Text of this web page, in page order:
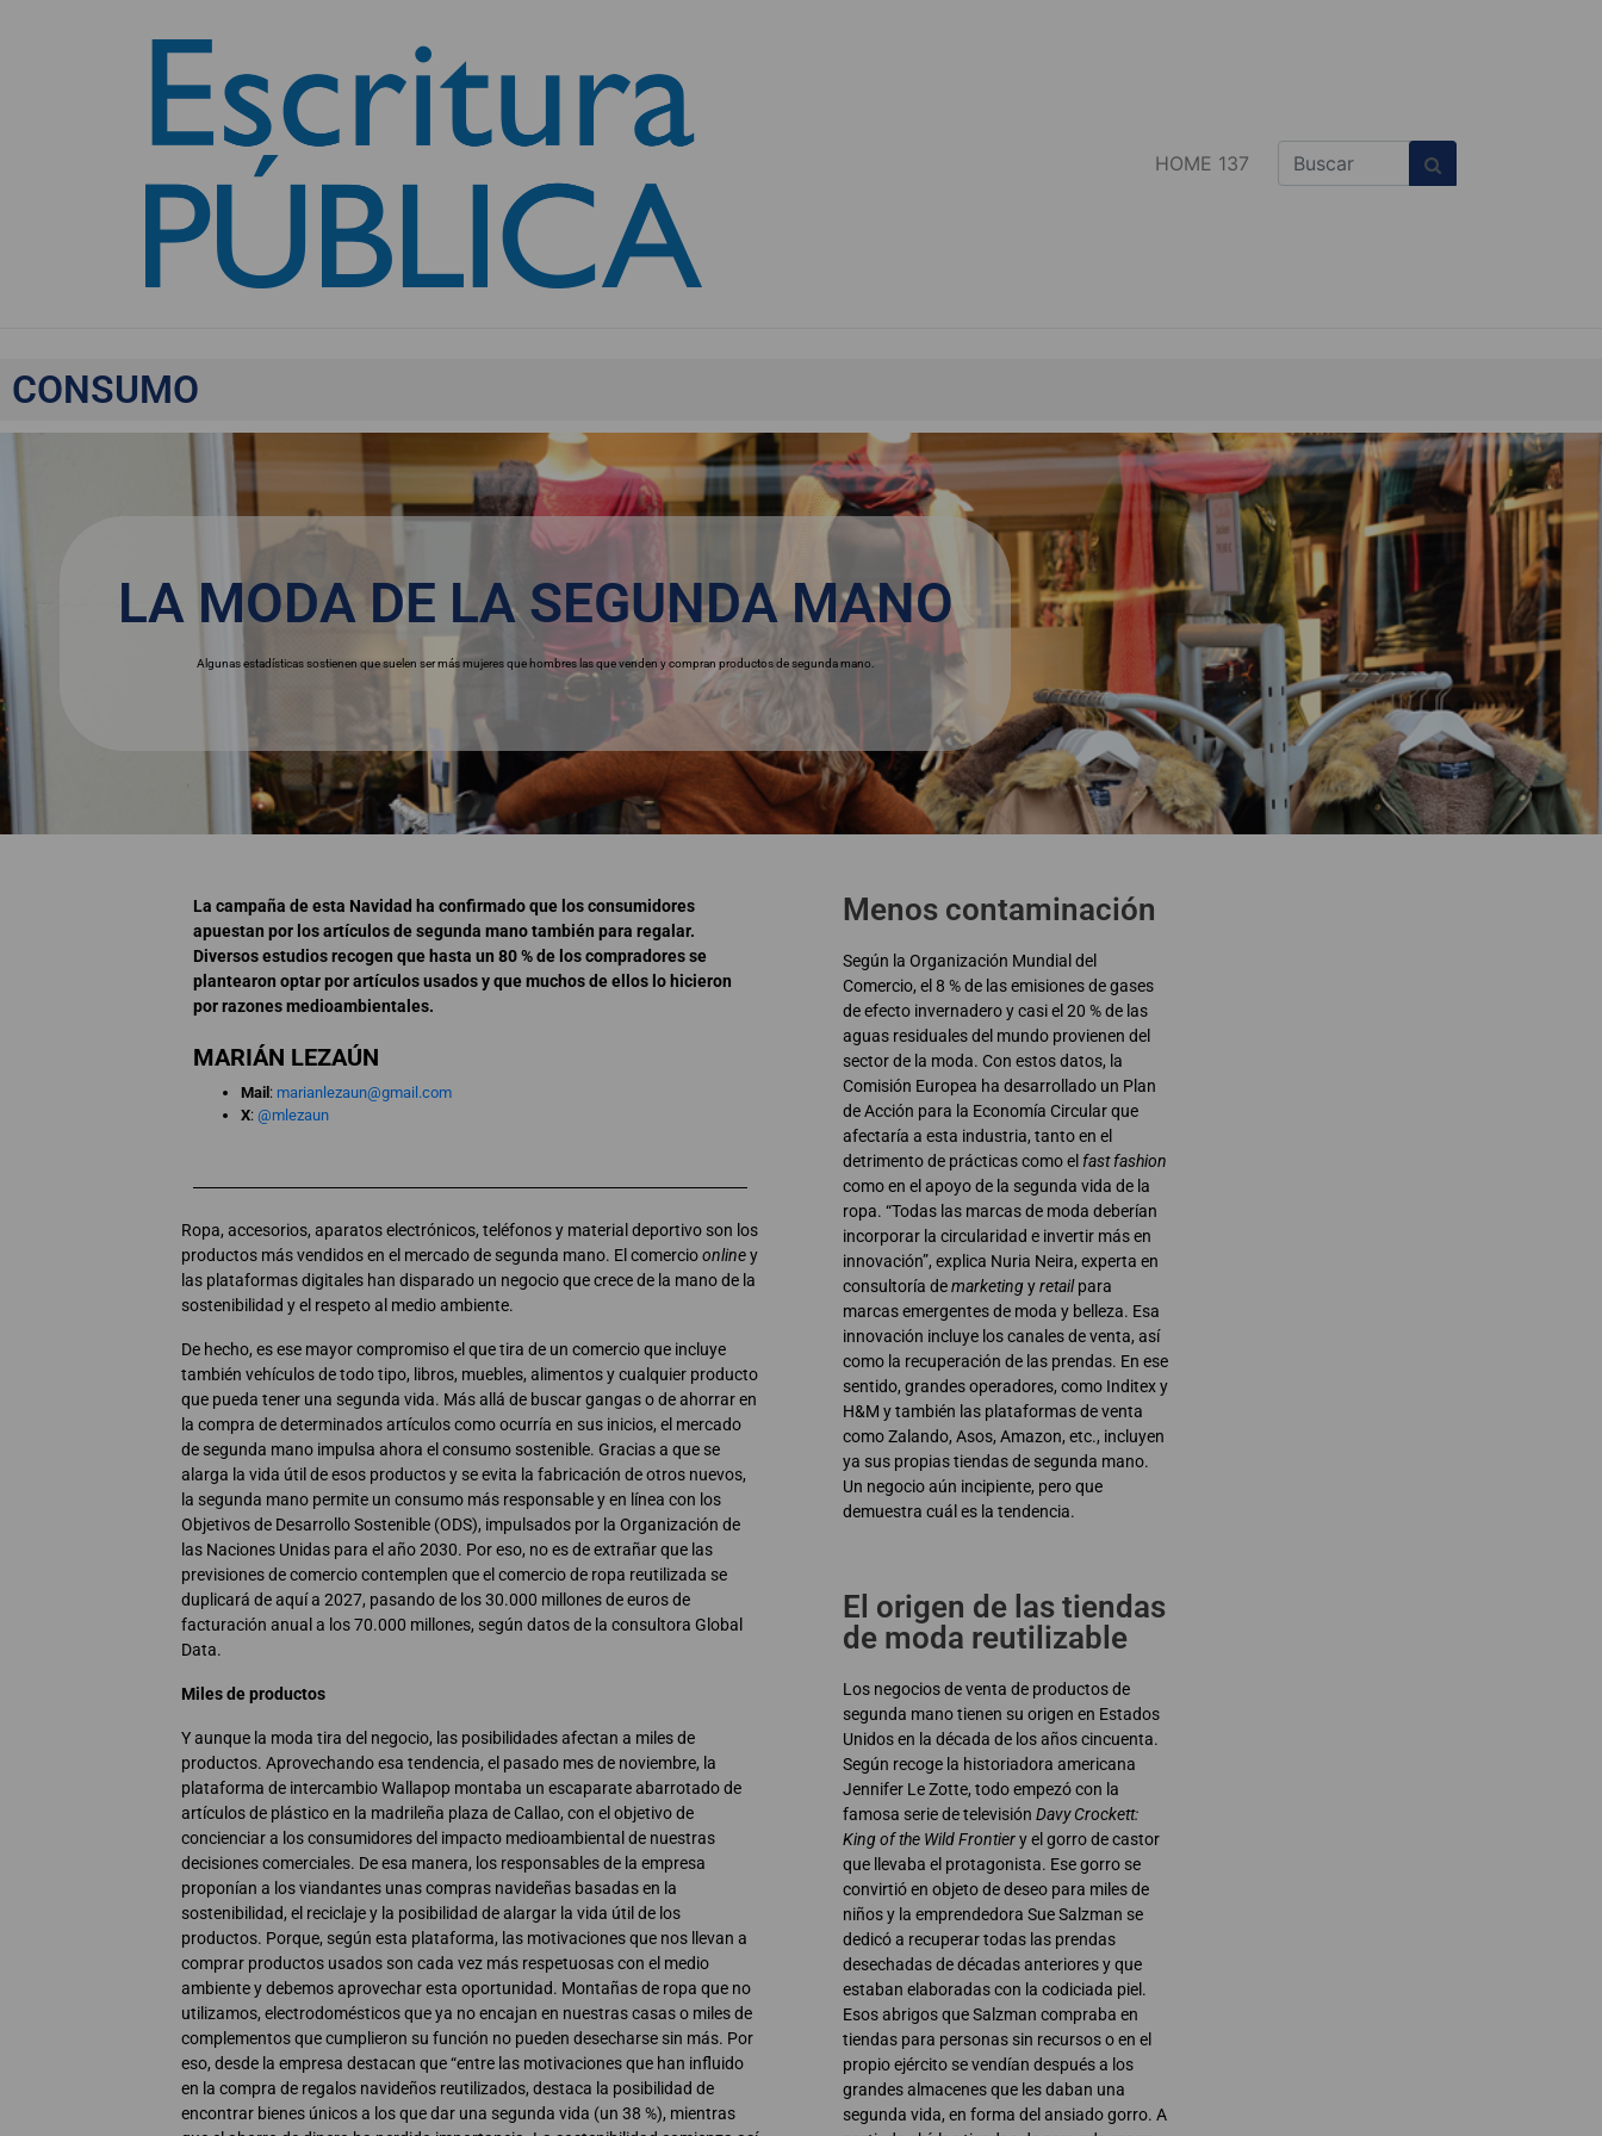
HOME 137
La moda de la segunda mano
CONSUMO
LA MODA DE LA SEGUNDA MANO
Algunas estadísticas sostienen que suelen ser más mujeres que hombres las que venden y compran productos de segunda mano.
La campaña de esta Navidad ha confirmado que los consumidores
apuestan por los artículos de segunda mano también para regalar.
Diversos estudios recogen que hasta un 80 % de los compradores se
plantearon optar por artículos usados y que muchos de ellos lo hicieron
por razones medioambientales.
MARIÁN LEZAÚN
Mail: marianlezaun@gmail.com
X: @mlezaun
Ropa, accesorios, aparatos electrónicos, teléfonos y material deportivo son los
productos más vendidos en el mercado de segunda mano. El comercioonliney
las plataformas digitales han disparado un negocio que crece de la mano de la
sostenibilidad y el respeto al medio ambiente.
De hecho, es ese mayor compromiso el que tira de un comercio que incluye
también vehículos de todo tipo, libros, muebles, alimentos y cualquier producto
que pueda tener una segunda vida. Más allá de buscar gangas o de ahorrar en
la compra de determinados artículos como ocurría en sus inicios, el mercado
de segunda mano impulsa ahora el consumo sostenible. Gracias a que se
alarga la vida útil de esos productos y se evita la fabricación de otros nuevos,
la segunda mano permite un consumo más responsable y en línea con los
Objetivos de Desarrollo Sostenible (ODS), impulsados por la Organización de
las Naciones Unidas para el año 2030. Por eso, no es de extrañar que las
previsiones de comercio contemplen que el comercio de ropa reutilizada se
duplicará de aquí a 2027, pasando de los 30.000 millones de euros de
facturación anual a los 70.000 millones, según datos de la consultora Global
Data.
Miles de productos
Y aunque la moda tira del negocio, las posibilidades afectan a miles de
productos. Aprovechando esa tendencia, el pasado mes de noviembre, la
plataforma de intercambio Wallapop montaba un escaparate abarrotado de
artículos de plástico en la madrileña plaza de Callao, con el objetivo de
concienciar a los consumidores del impacto medioambiental de nuestras
decisiones comerciales. De esa manera, los responsables de la empresa
proponían a los viandantes unas compras navideñas basadas en la
sostenibilidad, el reciclaje y la posibilidad de alargar la vida útil de los
productos. Porque, según esta plataforma, las motivaciones que nos llevan a
comprar productos usados son cada vez más respetuosas con el medio
ambiente y debemos aprovechar esta oportunidad. Montañas de ropa que no
utilizamos, electrodomésticos que ya no encajan en nuestras casas o miles de
complementos que cumplieron su función no pueden desecharse sin más. Por
eso, desde la empresa destacan que “entre las motivaciones que han influido
en la compra de regalos navideños reutilizados, destaca la posibilidad de
encontrar bienes únicos a los que dar una segunda vida (un 38 %), mientras
Menos contaminación
Según la Organización Mundial del
Comercio, el 8 % de las emisiones de gases
de efecto invernadero y casi el 20 % de las
aguas residuales del mundo provienen del
sector de la moda. Con estos datos, la
Comisión Europea ha desarrollado un Plan
de Acción para la Economía Circular que
afectaría a esta industria, tanto en el
detrimento de prácticas como el fast fashion
como en el apoyo de la segunda vida de la
ropa. “Todas las marcas de moda deberían
incorporar la circularidad e invertir más en
innovación”, explica Nuria Neira, experta en
consultoría demarketingyretailpara
marcas emergentes de moda y belleza. Esa
innovación incluye los canales de venta, así
como la recuperación de las prendas. En ese
sentido, grandes operadores, como Inditex y
H&M y también las plataformas de venta
como Zalando, Asos, Amazon, etc., incluyen
ya sus propias tiendas de segunda mano.
Un negocio aún incipiente, pero que
demuestra cuál es la tendencia.
El origen de las tiendas
de moda reutilizable
Los negocios de venta de productos de
segunda mano tienen su origen en Estados
Unidos en la década de los años cincuenta.
Según recoge la historiadora americana
Jennifer Le Zotte, todo empezó con la
famosa serie de televisión Davy Crockett:
King of the Wild Frontiery el gorro de castor
que llevaba el protagonista. Ese gorro se
convirtió en objeto de deseo para miles de
niños y la emprendedora Sue Salzman se
dedicó a recuperar todas las prendas
desechadas de décadas anteriores y que
estaban elaboradas con la codiciada piel.
Esos abrigos que Salzman compraba en
tiendas para personas sin recursos o en el
propio ejército se vendían después a los
grandes almacenes que les daban una
segunda vida, en forma del ansiado gorro. A